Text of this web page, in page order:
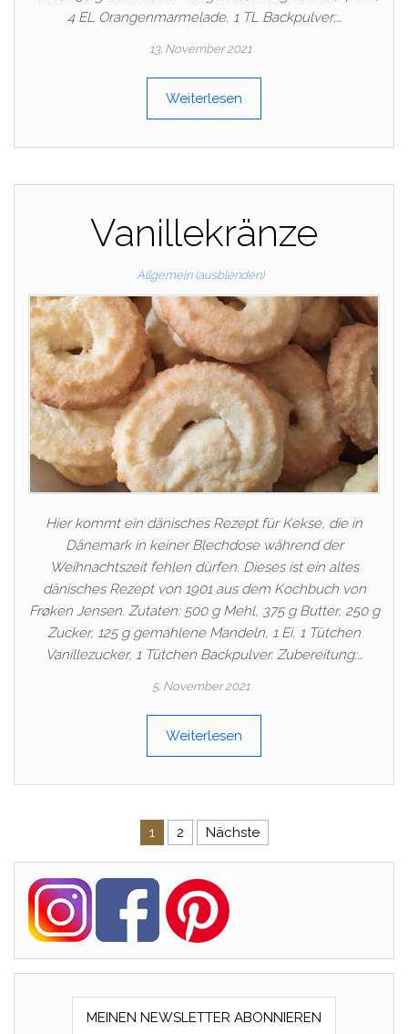
4 EL Orangenmarmelade, 1 TL Backpulver;…
13. November 2021
Weiterlesen
Vanillekränze
Allgemein (ausblenden)
Hier kommt ein dänisches Rezept für Kekse, die in
Dänemark in keiner Blechdose während der
Weihnachtszeit fehlen dürfen. Dieses ist ein altes
dänisches Rezept von 1901 aus dem Kochbuch von
Frøken Jensen. Zutaten: 500 g Mehl, 375 g Butter, 250 g
Zucker, 125 g gemahlene Mandeln, 1 Ei, 1 Tütchen
Vanillezucker, 1 Tütchen Backpulver. Zubereitung:…
5. November 2021
Weiterlesen
Beitragsnavigation
1 2 Nächste
MEINEN NEWSLETTER ABONNIEREN